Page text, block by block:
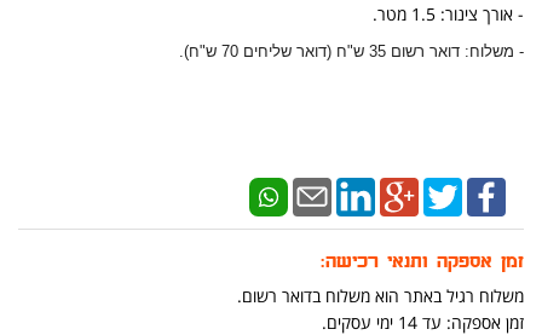
- אורך צינור: 1.5 מטר.
- משלוח: דואר רשום 35 ש"ח (דואר שליחים 70 ש"ח).
זמן אספקה ותנאי רכישה:
משלוח רגיל באתר הוא משלוח בדואר רשום.
זמן אספקה: עד 14 ימי עסקים.